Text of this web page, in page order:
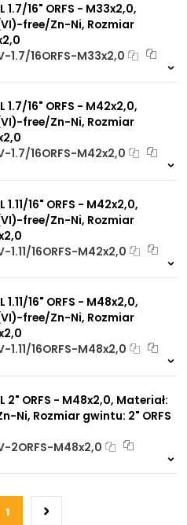
16" ORFS - M33x2,0,
free/Zn-Ni, Rozmiar
1.7/16ORFS-M33x2,0
16" ORFS - M42x2,0,
free/Zn-Ni, Rozmiar
1.7/16ORFS-M42x2,0
16" ORFS - M42x2,0,
free/Zn-Ni, Rozmiar
1.11/16ORFS-M42x2,0
16" ORFS - M48x2,0,
free/Zn-Ni, Rozmiar
1.11/16ORFS-M48x2,0
2" ORFS - M48x2,0, Materiał:
Ni, Rozmiar gwintu: 2" ORFS
2ORFS-M48x2,0
1